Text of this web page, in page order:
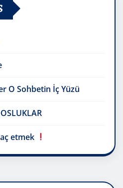
O Sohbetin İç Yüzü
etmek